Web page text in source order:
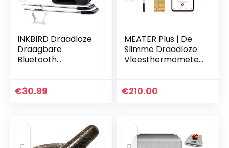
INKBIRD Draadloze
Draagbare
Bluetooth
Dubbele Sonde,
€30.99
MEATER Plus | De
Slimme Draadloze
Vleesthermometer
Oven, Gril, Keuken,
€210.00